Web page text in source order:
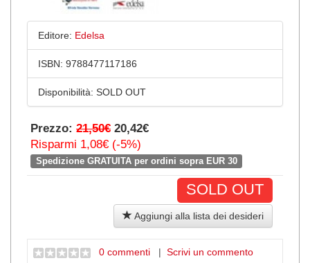
Editore: Edelsa
ISBN: 9788477117186
Disponibilità: SOLD OUT
Prezzo: 21,50€ 20,42€
Risparmi 1,08€ (-5%)
Spedizione GRATUITA per ordini sopra EUR 30
SOLD OUT
Aggiungi alla lista dei desideri
0 commenti | Scrivi un commento